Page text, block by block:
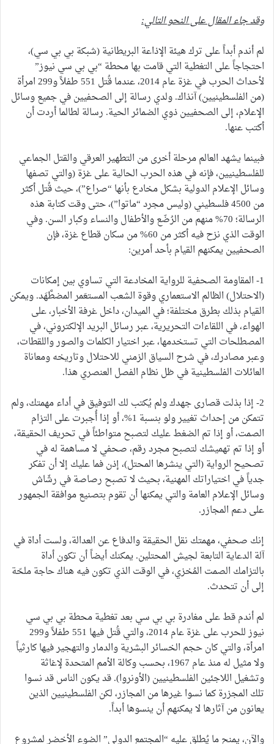
وقد جاء المقال على النحو التالي:
لم أندم أبداً على ترك هيئة الإذاعة البريطانية (شبكة بي بي سي)،
احتجاجاً على التغطية التي قامت بها محطة “بي بي سي نيوز”
لأحداث الحرب في غزة عام 2014، عندما قُتل 551 طفلاً و299 امرأة
(من الفلسطينيين) آنذاك. ولدي رسالة إلى الصحفيين في جميع وسائل
الإعلام، إلى الصحفيين ذوي الضمائر الحية. رسالة لطالما أردت أن
أكتب عنها.
فبينما يشهد العالم مرحلة أخرى من التطهير العرقي والقتل الجماعي
للفلسطينيين، فإنه في هذه الحرب الحالية على غزة (والتي تصفها
وسائل الإعلام الدولية بشكل مخادع بأنها “صراع”)، حيث قُتل أكثر
من 4500 فلسطيني (وليس مجرد “ماتوا”)، حتى وقت كتابة هذه
الرسالة؛ 70% منهم من الرُضّع والأطفال والنساء وكبار السن. وفي
الوقت الذي نزح فيه أكثر من 60% من سكان قطاع غزة، فإن
الصحفيين يمكنهم القيام بأحد أمرين:
1- المقاومة الصحفية للرواية المخادعة التي تساوي بين إمكانات
(الاحتلال) الظالم الاستعماري وقوة الشعب المستعَمر المضطَّهَد. ويمكن
القيام بذلك بطرق مختلفة؛ في الميدان، داخل غرفة الأخبار، على
الهواء، في اللقاءات التحريرية، عبر رسائل البريد الإلكتروني، في
المصطلحات التي تستخدمها، عبر اختيار الكلمات والصور واللقطات،
وعبر مصادرك، في شرح السياق الزمني للاحتلال وتاريخه ومعاناة
العائلات الفلسطينية في ظل نظام الفصل العنصري هذا.
2- إذا بذلت قصارى جهدك ولم يُكتب لك التوفيق في أداء مهمتك، ولم
تتمكن من إحداث تغيير ولو بنسبة 1%، أو إذا أُجبرت على التزام
الصمت، أو إذا تم الضغط عليك لتصبح متواطئاً في تحريف الحقيقة،
أو إذا تم تهميشك لتصبح مجرد رقم، صحفي لا مساهمة له في
تصحيح الرواية (التي ينشرها المحتل)، إذن فما عليك إلا أن تفكر
جدياً في اختياراتك المهنية، بحيث لا تصبح رصاصة في رشّاش
وسائل الإعلام العامة والتي يمكنها أن تقوم بتصنيع موافقة الجمهور
على دعم المجازر.
إنك صحفي، مهمتك نقل الحقيقة والدفاع عن العدالة، ولست أداة في
آلة الدعاية التابعة لجيش المحتلين. يمكنك أيضاً أن تكون أداة
بالتزامك الصمت المُخزي، في الوقت الذي تكون فيه هناك حاجة ملحّة
إلى أن تتحدث.
لم أندم قط على مغادرة بي بي سي بعد تغطية محطة بي بي سي
نيوز للحرب على غزة عام 2014، والتي قُتل فيها 551 طفلاً و299
امرأة، والتي كان حجم الخسائر البشرية والدمار والتهجير فيها كارثياً
ولا مثيل له منذ عام 1967، بحسب وكالة الأمم المتحدة لإغاثة
وتشغيل اللاجئين الفلسطينيين (الأونروا). قد يكون الناس قد نسوا
تلك المجزرة كما نسوا غيرها من المجازر، لكن الفلسطينيين الذين
يعانون من آثارها لا يمكنهم أن ينسوها أبداً.
والآن، يمنح ما يُطلق عليه “المجتمع الدولي” الضوء الأخضر لمشروع